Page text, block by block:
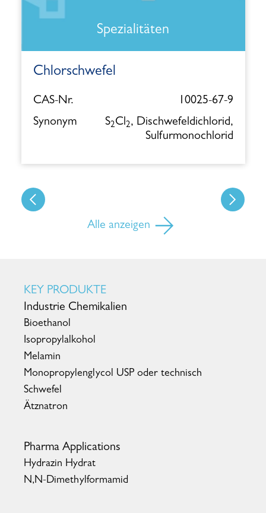
Spezialitäten
Chlorschwefel
CAS-Nr.
10025-67-9
Synonym
S2Cl2, Dischwefeldichlorid,
Sulfurmonochlorid
Alle anzeigen
KEY PRODUKTE
Industrie Chemikalien
Bioethanol
Isopropylalkohol
Melamin
Monopropylenglycol USP oder technisch
Schwefel
Ätznatron
Pharma Applications
Hydrazin Hydrat
N,N-Dimethylformamid